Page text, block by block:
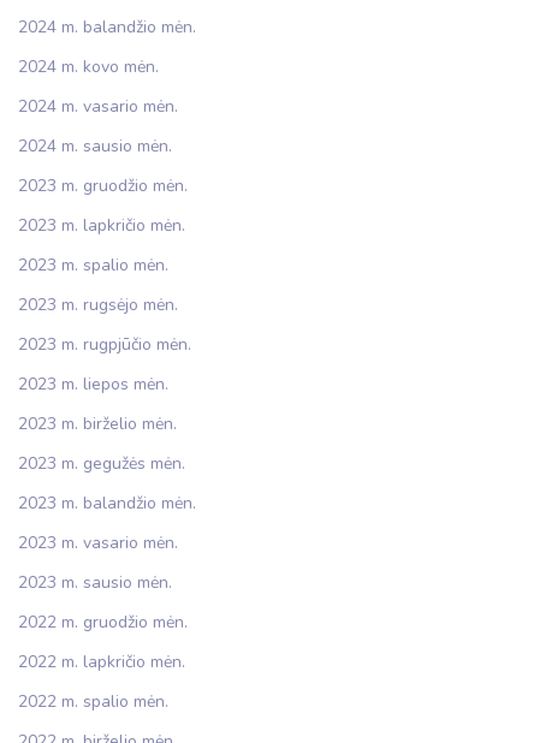
2024 m. balandžio mėn.
2024 m. kovo mėn.
2024 m. vasario mėn.
2024 m. sausio mėn.
2023 m. gruodžio mėn.
2023 m. lapkričio mėn.
2023 m. spalio mėn.
2023 m. rugsėjo mėn.
2023 m. rugpjūčio mėn.
2023 m. liepos mėn.
2023 m. birželio mėn.
2023 m. gegužės mėn.
2023 m. balandžio mėn.
2023 m. vasario mėn.
2023 m. sausio mėn.
2022 m. gruodžio mėn.
2022 m. lapkričio mėn.
2022 m. spalio mėn.